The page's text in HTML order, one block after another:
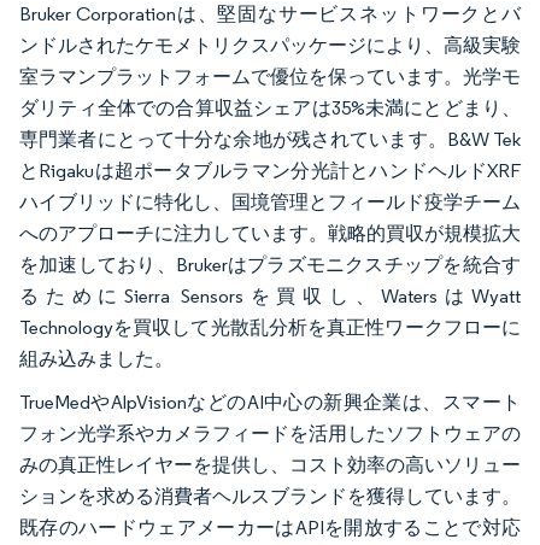
Bruker Corporationは、堅固なサービスネットワークとバ
ンドルされたケモメトリクスパッケージにより、高級実験
室ラマンプラットフォームで優位を保っています。光学モ
ダリティ全体での合算収益シェアは35%未満にとどまり、
専門業者にとって十分な余地が残されています。B&W Tek
とRigakuは超ポータブルラマン分光計とハンドヘルドXRF
ハイブリッドに特化し、国境管理とフィールド疫学チーム
へのアプローチに注力しています。戦略的買収が規模拡大
を加速しており、Brukerはプラズモニクスチップを統合す
るためにSierra Sensorsを買収し、WatersはWyatt
Technologyを買収して光散乱分析を真正性ワークフローに
組み込みました。
TrueMedやAlpVisionなどのAI中心の新興企業は、スマート
フォン光学系やカメラフィードを活用したソフトウェアの
みの真正性レイヤーを提供し、コスト効率の高いソリュー
ションを求める消費者ヘルスブランドを獲得しています。
既存のハードウェアメーカーはAPIを開放することで対応